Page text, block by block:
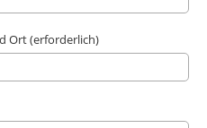
Ort (erforderlich)